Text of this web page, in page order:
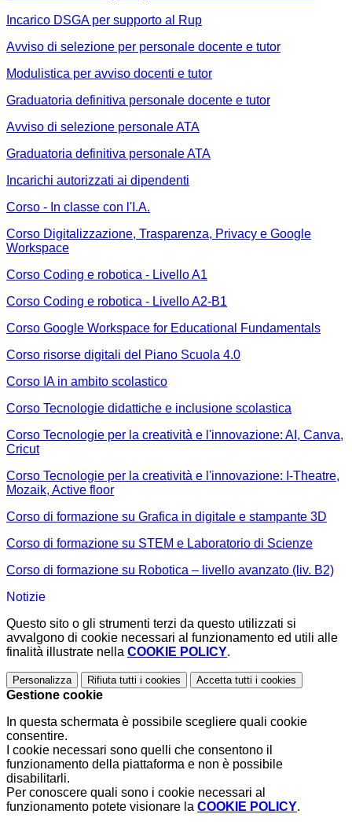
Incarico DSGA per supporto al Rup
Avviso di selezione per personale docente e tutor
Modulistica per avviso docenti e tutor
Graduatoria definitiva personale docente e tutor
Avviso di selezione personale ATA
Graduatoria definitiva personale ATA
Incarichi autorizzati ai dipendenti
Corso - In classe con l'I.A.
Corso Digitalizzazione, Trasparenza, Privacy e Google
Workspace
Corso Coding e robotica - Livello A1
Corso Coding e robotica - Livello A2-B1
Corso Google Workspace for Educational Fundamentals
Corso risorse digitali del Piano Scuola 4.0
Corso IA in ambito scolastico
Corso Tecnologie didattiche e inclusione scolastica
Corso Tecnologie per la creatività e l'innovazione: AI, Canva,
Cricut
Corso Tecnologie per la creatività e l'innovazione: I-Theatre,
Mozaik, Active floor
Corso di formazione su Grafica in digitale e stampante 3D
Corso di formazione su STEM e Laboratorio di Scienze
Corso di formazione su Robotica – livello avanzato (liv. B2)
Notizie
Questo sito o gli strumenti terzi da questo utilizzati si
avvalgono di cookie necessari al funzionamento ed utili alle
finalità illustrate nella COOKIE POLICY.
Personalizza Rifiuta tutti i cookies Accetta tutti i cookies
Gestione cookie
In questa schermata è possibile scegliere quali cookie
consentire.
I cookie necessari sono quelli che consentono il
funzionamento della piattaforma e non è possibile
disabilitarli.
Per conoscere quali sono i cookie necessari al
funzionamento potete visionare la COOKIE POLICY.